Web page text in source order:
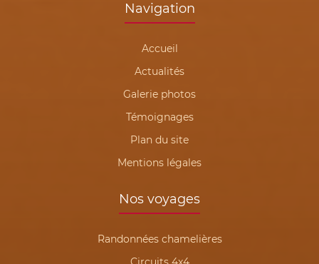
Navigation
Accueil
Actualités
Galerie photos
Témoignages
Plan du site
Mentions légales
Nos voyages
Randonnées chamelières